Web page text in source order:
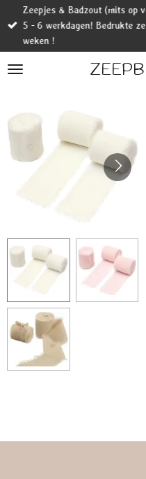
direct
naar
hoofdinhoud
Zeepjes & Badzout (mits op
5 - 6 werkdagen! Bedrukte
weken !